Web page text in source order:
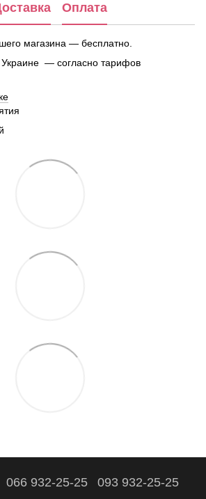
Оплата
магазина — бесплатно.
Украине — согласно тарифов
066 932-25-25 093 932-25-25